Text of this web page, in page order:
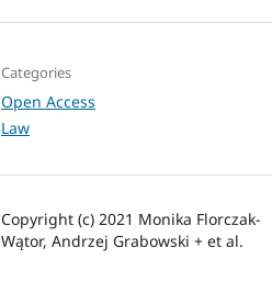
Categories
Open Access
Law
Copyright (c) 2021 Monika Florczak-
Wątor, Andrzej Grabowski + et al.